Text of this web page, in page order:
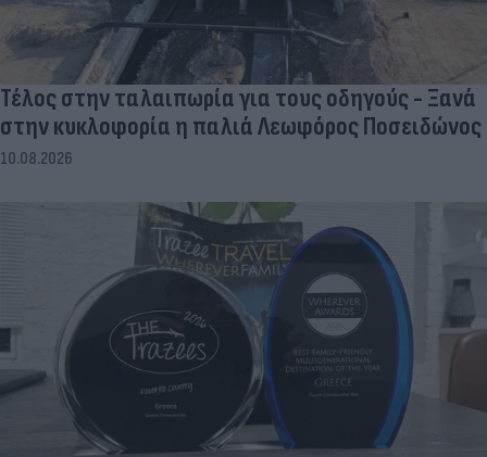
Τέλος στην ταλαιπωρία για τους οδηγούς - Ξανά
στην κυκλοφορία η παλιά Λεωφόρος Ποσειδώνος
10.08.2026